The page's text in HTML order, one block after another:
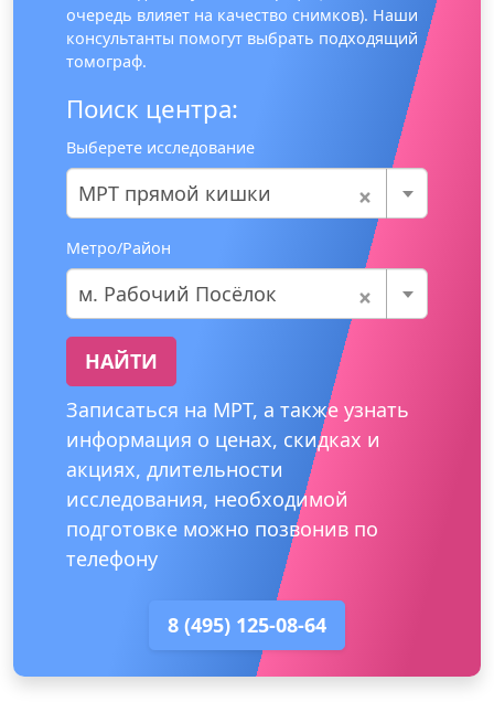
очередь влияет на качество снимков). Наши
консультанты помогут выбрать подходящий
томограф.
Поиск центра:
Выберете исследование
×
МРТ прямой кишки
Метро/Район
×
м. Рабочий Посёлок
НАЙТИ
Записаться на МРТ, а также узнать
информация о ценах, скидках и
акциях, длительности
исследования, необходимой
подготовке можно позвонив по
телефону
8 (495) 125-08-64